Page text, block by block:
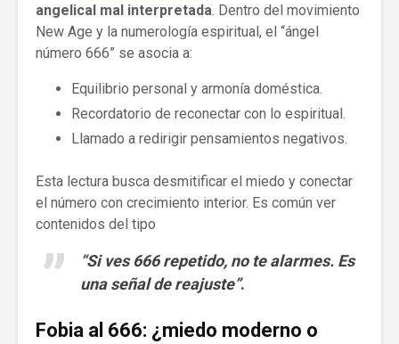
angelical mal interpretada . Dentro del movimiento
New Age y la numerología espiritual, el “ángel
número 666” se asocia a:
Equilibrio personal y armonía doméstica.
Recordatorio de reconectar con lo espiritual.
Llamado a redirigir pensamientos negativos.
Esta lectura busca desmitificar el miedo y conectar
el número con crecimiento interior. Es común ver
contenidos del tipo
“Si ves 666 repetido, no te alarmes. Es
una señal de reajuste”.
Fobia al 666: ¿miedo moderno o